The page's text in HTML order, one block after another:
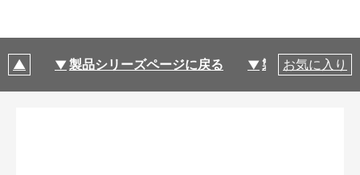
製品シリーズページに戻る 製品仕様
お気に入り